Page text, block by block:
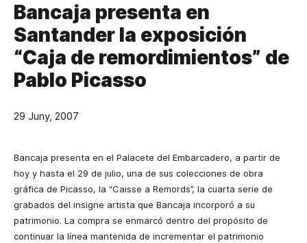
Bancaja presenta en
Santander la exposición
“Caja de remordimientos” de
Pablo Picasso
29 Juny, 2007
Bancaja presenta en el Palacete del Embarcadero, a partir de
hoy y hasta el 29 de julio, una de sus colecciones de obra
gráfica de Picasso, la “Caisse a Remords”, la cuarta serie de
grabados del insigne artista que Bancaja incorporó a su
patrimonio. La compra se enmarcó dentro del propósito de
continuar la línea mantenida de incrementar el patrimonio